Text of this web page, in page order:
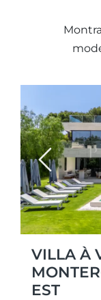
Previous
VILLA À
EST